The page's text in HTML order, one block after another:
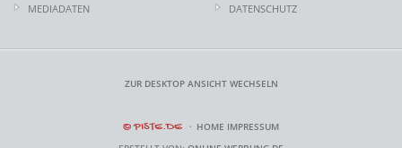
MEDIADATEN
DATENSCHUTZ
ZUR DESKTOP ANSICHT WECHSELN
© PISTE.DE HOME IMPRESSUM